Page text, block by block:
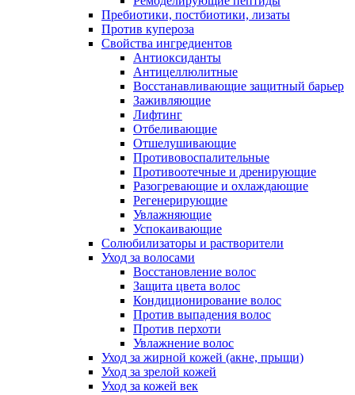
Пребиотики, постбиотики, лизаты
Против купероза
Свойства ингредиентов
Антиоксиданты
Антицеллюлитные
Восстанавливающие защитный барьер
Заживляющие
Лифтинг
Отбеливающие
Отшелушивающие
Противовоспалительные
Противоотечные и дренирующие
Разогревающие и охлаждающие
Регенерирующие
Увлажняющие
Успокаивающие
Солюбилизаторы и растворители
Уход за волосами
Восстановление волос
Защита цвета волос
Кондиционирование волос
Против выпадения волос
Против перхоти
Увлажнение волос
Уход за жирной кожей (акне, прыщи)
Уход за зрелой кожей
Уход за кожей век